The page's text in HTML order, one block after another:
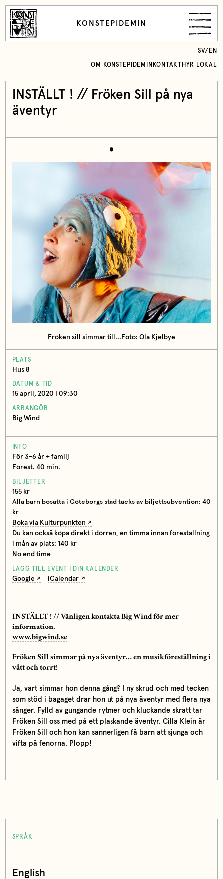
KONSTEPIDEMIN
OM KONSTEPIDEMIN KONTAKT HYR LOKAL
SV/ EN
INSTÄLLT ! // Fröken Sill på nya
äventyr
Fröken sill simmar till...Foto: Ola Kjelbye
PLATS
Hus 8
DATUM & TID
15 april, 2020 | 09:30
ARRANGÖR
Big Wind
INFO
För 3-6 år + familj
Förest. 40 min.
BILJETTER
155 kr
Alla barn bosatta i Göteborgs stad täcks av biljettsubvention: 40
kr
Boka via Kulturpunkten
Du kan också köpa direkt i dörren, en timma innan föreställning
i mån av plats: 140 kr
No end time
LÄGG TILL EVENT I DIN KALENDER
Google iCalendar
INSTÄLLT ! // Vänligen kontakta Big Wind för mer
information.
www.bigwind.se
Fröken Sill simmar på nya äventyr… en musikföreställning i
vått och torrt!
Ja, vart simmar hon denna gång? I ny skrud och med tecken
som stöd i bagaget drar hon ut på nya äventyr med flera nya
sånger. Fylld av gungande rytmer och kluckande skratt tar
Fröken Sill oss med på ett plaskande äventyr. Cilla Klein är
Fröken Sill och hon kan sannerligen få barn att sjunga och
vifta på fenorna. Plopp!
SPRÅK
English